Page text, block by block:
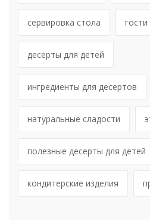
сервировка стола гости
десерты для детей
ингредиенты для десертов
натуральные сладости
полезные десерты для детей
кондитерские изделия